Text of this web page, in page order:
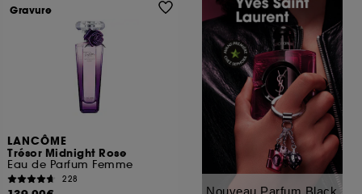
LANCÔME
Trésor Midnight Rose
Eau de Parfum Femme
228
Gravure
Nouveau Parfum Black